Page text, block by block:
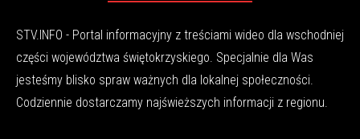
STV.INFO - Portal informacyjny z treściami wideo dla wschodniej
części województwa świętokrzyskiego. Specjalnie dla Was
jesteśmy blisko spraw ważnych dla lokalnej społeczności.
Codziennie dostarczamy najświeższych informacji z regionu.